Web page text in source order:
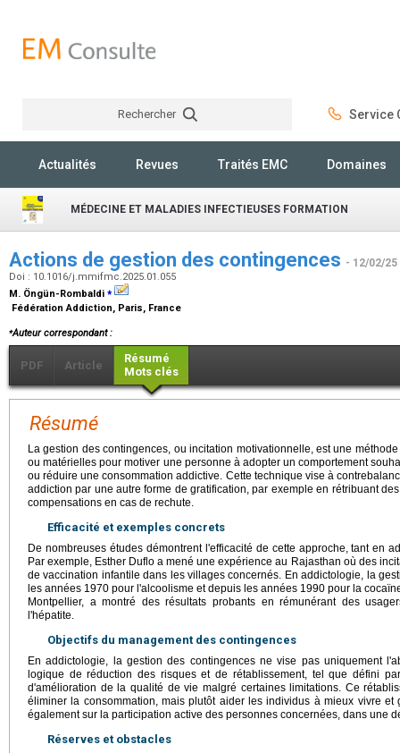
Rechercher Service
Actualités Revues Traités EMC Domaines
MÉDECINE ET MALADIES INFECTIEUSES FORMATION
Actions de gestion des contingences - 12/02/25
Doi : 10.1016/j.mmifmc.2025.01.055
M. Öngün-Rombaldi ⁎
Fédération Addiction, Paris, France
⁎Auteur correspondant :
PDF Article
Résumé
Mots clés
Résumé
La gestion des contingences, ou incitation motivationnelle, est une
ou matérielles pour motiver une personne à adopter un comportement
ou réduire une consommation addictive. Cette technique vise à
addiction par une autre forme de gratification, par exemple en rétribuant
compensations en cas de rechute.
Efficacité et exemples concrets
De nombreuses études démontrent l'efficacité de cette approche, tant en
Par exemple, Esther Duflo a mené une expérience au Rajasthan où des
de vaccination infantile dans les villages concernés. En addictologie, la
les années 1970 pour l'alcoolisme et depuis les années 1990 pour la
Montpellier, a montré des résultats probants en rémunérant des
l'hépatite.
Objectifs du management des contingences
En addictologie, la gestion des contingences ne vise pas uniquement
logique de réduction des risques et de rétablissement, tel que défini
d'amélioration de la qualité de vie malgré certaines limitations. Ce
éliminer la consommation, mais plutôt aider les individus à mieux vivre
également sur la participation active des personnes concernées, dans une
Réserves et obstacles